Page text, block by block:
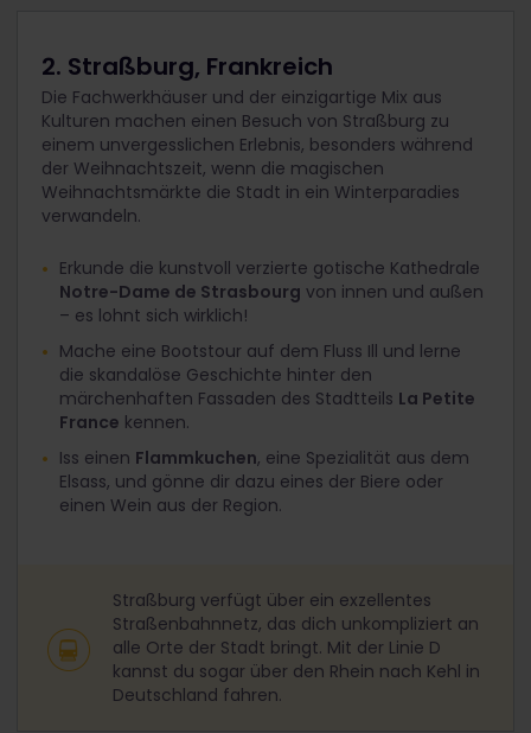
2. Straßburg, Frankreich
Die Fachwerkhäuser und der einzigartige Mix aus
Kulturen machen einen Besuch von Straßburg zu
einem unvergesslichen Erlebnis, besonders während
der Weihnachtszeit, wenn die magischen
Weihnachtsmärkte die Stadt in ein Winterparadies
verwandeln.
Erkunde die kunstvoll verzierte gotische Kathedrale
Notre-Dame de Strasbourg von innen und außen
– es lohnt sich wirklich!
Mache eine Bootstour auf dem Fluss Ill und lerne
die skandalöse Geschichte hinter den
märchenhaften Fassaden des Stadtteils La Petite
France kennen.
Iss einen Flammkuchen, eine Spezialität aus dem
Elsass, und gönne dir dazu eines der Biere oder
einen Wein aus der Region.
Straßburg verfügt über ein exzellentes
Straßenbahnnetz, das dich unkompliziert an
alle Orte der Stadt bringt. Mit der Linie D
kannst du sogar über den Rhein nach Kehl in
Deutschland fahren.